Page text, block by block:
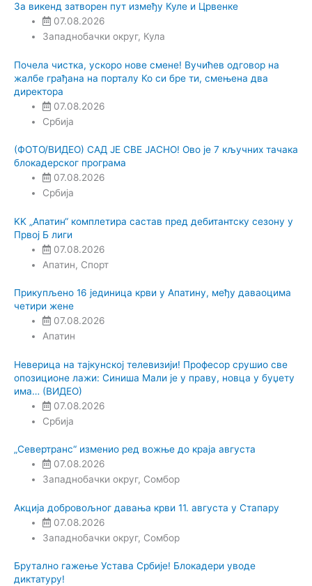
За викенд затворен пут између Куле и Црвенке
07.08.2026
Западнобачки округ, Кула
Почела чистка, ускоро нове смене! Вучићев одговор на
жалбе грађана на порталу Ко си бре ти, смењена два
директора
07.08.2026
Србија
(ФОТО/ВИДЕО) САД ЈЕ СВЕ ЈАСНО! Ово је 7 кључних тачака
блокадерског програма
07.08.2026
Србија
KK „Апатин“ комплетира састав пред дебитантску сезону у
Првој Б лиги
07.08.2026
Апатин, Спорт
Прикупљено 16 јединица крви у Апатину, међу даваоцима
четири жене
07.08.2026
Апатин
Неверица на тајкунској телевизији! Професор срушио све
опозиционе лажи: Синиша Мали је у праву, новца у буџету
има… (ВИДЕО)
07.08.2026
Србија
„Севертранс“ изменио ред вожње до краја августа
07.08.2026
Западнобачки округ, Сомбор
Акција добровољног давања крви 11. августа у Стапару
07.08.2026
Западнобачки округ, Сомбор
Брутално гажење Устава Србије! Блокадери уводе
диктатуру!